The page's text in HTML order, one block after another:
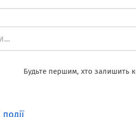
Будьте першим, хто залишить